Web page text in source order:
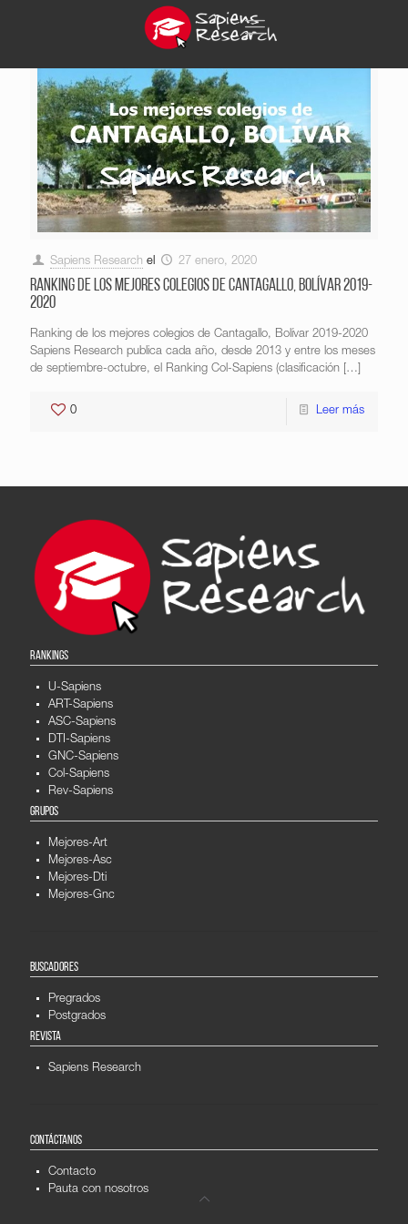
Sapiens Research el 27 enero, 2020
Ranking de los mejores colegios de Cantagallo, Bolívar 2019-
2020
Ranking de los mejores colegios de Cantagallo, Bolívar 2019-2020
Sapiens Research publica cada año, desde 2013 y entre los meses
de septiembre-octubre, el Ranking Col-Sapiens (clasificación […]
0 Leer más
RANKINGS
U-Sapiens
ART-Sapiens
ASC-Sapiens
DTI-Sapiens
GNC-Sapiens
Col-Sapiens
Rev-Sapiens
GRUPOS
Mejores-Art
Mejores-Asc
Mejores-Dti
Mejores-Gnc
BUSCADORES
Pregrados
Postgrados
REVISTA
Sapiens Research
CONTÁCTANOS
Contacto
Pauta con nosotros